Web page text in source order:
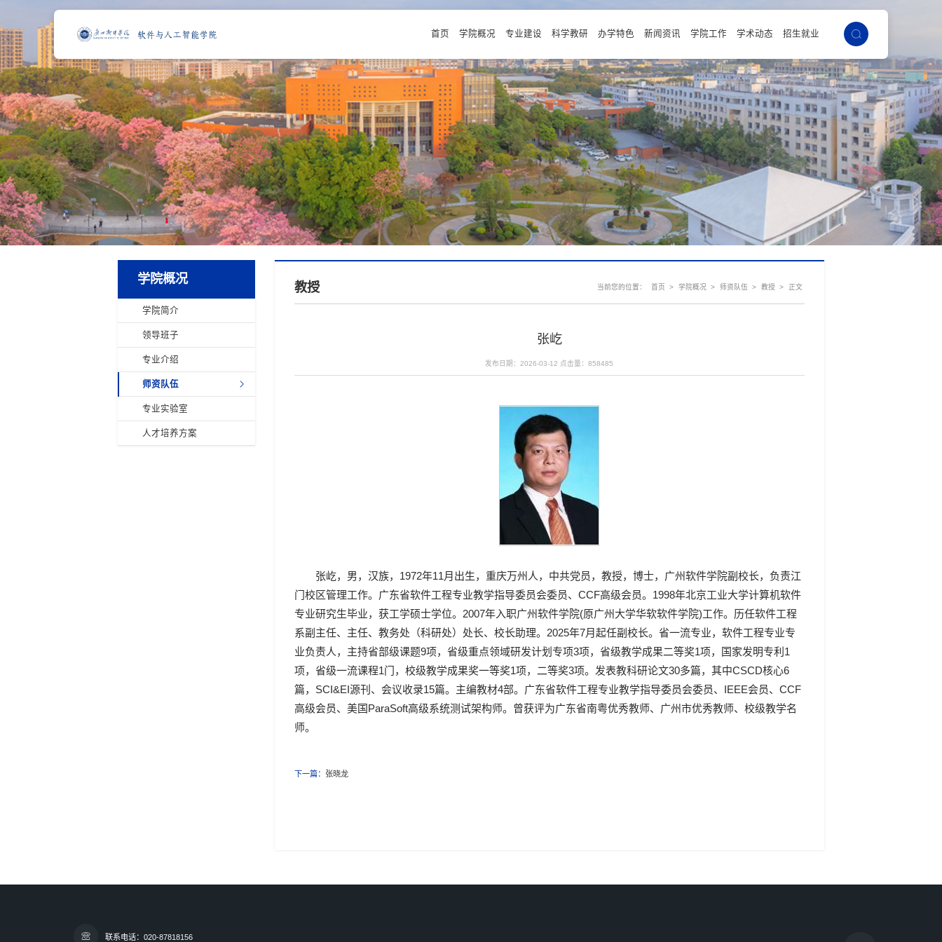
首页 学院概况 专业建设 科学教研 办学特色 新闻资讯 学院工作 学术动态 招生就业
学院概况
学院简介
领导班子
专业介绍
师资队伍
专业实验室
人才培养方案
教授 当前您的位置： 首页 > 学院概况 > 师资队伍 > 教授 > 正文
张屹
发布日期：2026-03-12 点击量：858485
张屹，男，汉族，1972年11月出生，重庆万州人，中共党员，教授，博士，广州软件学院副校长，负责江
门校区管理工作。广东省软件工程专业教学指导委员会委员、CCF高级会员。1998年北京工业大学计算机软件
专业研究生毕业，获工学硕士学位。2007年入职广州软件学院(原广州大学华软软件学院)工作。历任软件工程
系副主任、主任、教务处（科研处）处长、校长助理。2025年7月起任副校长。省一流专业，软件工程专业专
业负责人，主持省部级课题9项，省级重点领域研发计划专项3项，省级教学成果二等奖1项，国家发明专利1
项，省级一流课程1门，校级教学成果奖一等奖1项，二等奖3项。发表教科研论文30多篇，其中CSCD核心6
篇，SCI&EI源刊、会议收录15篇。主编教材4部。广东省软件工程专业教学指导委员会委员、IEEE会员、CCF
高级会员、美国ParaSoft高级系统测试架构师。曾获评为广东省南粤优秀教师、广州市优秀教师、校级教学名
师。
下一篇： 张晓龙
联系电话：020-87818156